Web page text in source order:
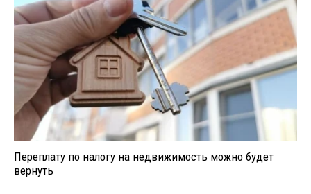
Переплату по налогу на недвижимость можно будет
вернуть